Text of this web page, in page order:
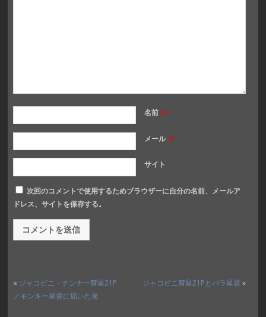
名前 ※
メール※
サイト
次回のコメントで使用するためブラウザーに自分の名前、メールア
ドレス、サイトを保存する。
« ジャコビニ・チンナー彗星21P
／モンキー星雲に届いた尾
ジャコビニ彗星21Pとバラ星雲»